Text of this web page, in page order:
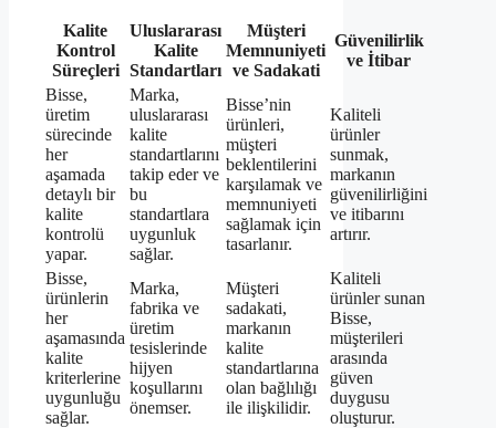
Kalite
Kontrol
Süreçleri
Uluslararası
Kalite
Standartları
Müşteri
Memnuniyeti
ve Sadakati
Güvenilirlik
ve İtibar
Bisse,
üretim
sürecinde
her
aşamada
detaylı bir
kalite
kontrolü
yapar.
Marka,
uluslararası
kalite
standartlarını
takip eder ve
bu
standartlara
uygunluk
sağlar.
Bisse’nin
ürünleri,
müşteri
beklentilerini
karşılamak ve
memnuniyeti
sağlamak için
tasarlanır.
Kaliteli
ürünler
sunmak,
markanın
güvenilirliğini
ve itibarını
artırır.
Bisse,
ürünlerin
her
aşamasında
kalite
kriterlerine
uygunluğu
sağlar.
Marka,
fabrika ve
üretim
tesislerinde
hijyen
koşullarını
önemser.
Müşteri
sadakati,
markanın
kalite
standartlarına
olan bağlılığı
ile ilişkilidir.
Kaliteli
ürünler sunan
Bisse,
müşterileri
arasında
güven
duygusu
oluşturur.